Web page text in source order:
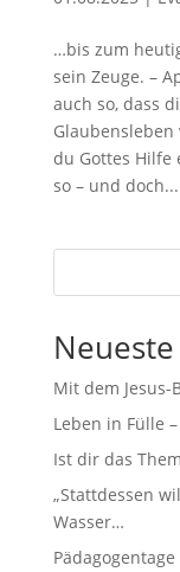
…bis zum
sein Zeuge. –
auch so, dass
du Gottes Hilfe
so – und doch...
Mit dem Jesus-
Leben in Fülle
Ist dir das
„Stattdessen
Wasser…